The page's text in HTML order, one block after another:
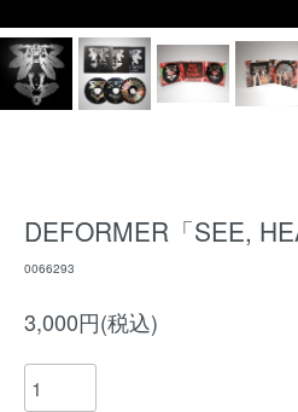
DEFORMER「SEE,
0066293
3,000円(税込)